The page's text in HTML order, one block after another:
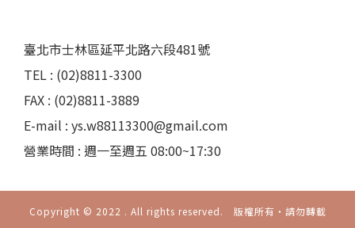
臺北市士林區延平北路六段481號
TEL : (02)8811-3300
FAX : (02)8811-3889
E-mail : ys.w88113300@gmail.com
營業時間 : 週一至週五 08:00~17:30
Copyright © 2022 . All rights reserved. 版權所有‧請勿轉載